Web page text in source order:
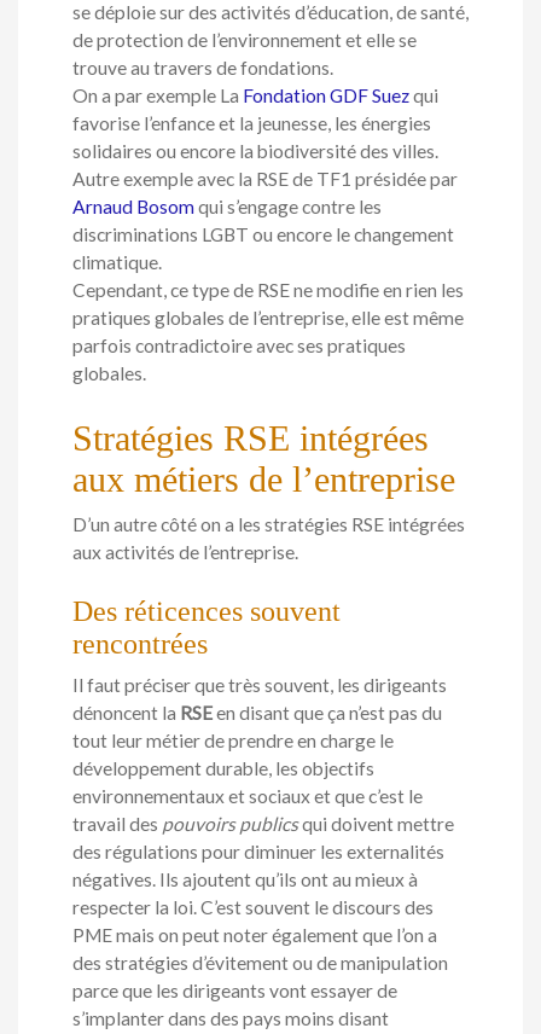
se déploie sur des activités d’éducation, de santé,
de protection de l’environnement et elle se
trouve au travers de fondations.
On a par exemple La Fondation GDF Suezqui
favorise l’enfance et la jeunesse, les énergies
solidaires ou encore la biodiversité des villes.
Autre exemple avec la RSE de TF1 présidée par
Arnaud Bosomqui s’engage contre les
discriminations LGBT ou encore le changement
climatique.
Cependant, ce type de RSE ne modifie en rien les
pratiques globales de l’entreprise, elle est même
parfois contradictoire avec ses pratiques
globales.
Stratégies RSE intégrées
aux métiers de l’entreprise
D’un autre côté on a les stratégies RSE intégrées
aux activités de l’entreprise.
Des réticences souvent
rencontrées
Il faut préciser que très souvent, les dirigeants
dénoncent la RSEen disant que ça n’est pas du
tout leur métier de prendre en charge le
développement durable, les objectifs
environnementaux et sociaux et que c’est le
travail des pouvoirs publicsqui doivent mettre
des régulations pour diminuer les externalités
négatives. Ils ajoutent qu’ils ont au mieux à
respecter la loi. C’est souvent le discours des
PME mais on peut noter également que l’on a
des stratégies d’évitement ou de manipulation
parce que les dirigeants vont essayer de
s’implanter dans des pays moins disant